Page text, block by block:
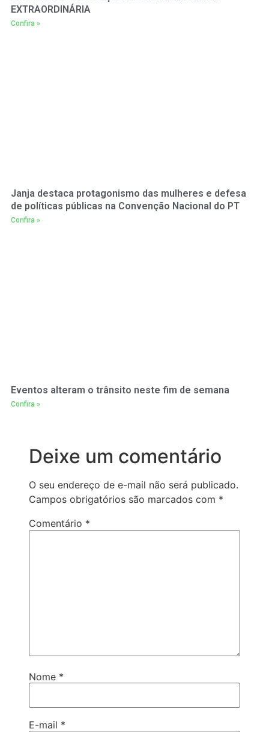
EXTRAORDINÁRIA
Confira »
Janja destaca protagonismo das mulheres e defesa
de políticas públicas na Convenção Nacional do PT
Confira »
Eventos alteram o trânsito neste fim de semana
Confira »
Deixe um comentário
O seu endereço de e-mail não será publicado.
Campos obrigatórios são marcados com *
Comentário *
Nome *
E-mail *